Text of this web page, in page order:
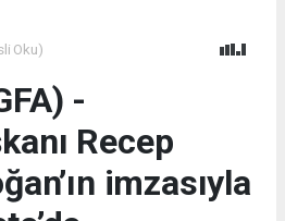
Oku)
-
Recep
imzasıyla